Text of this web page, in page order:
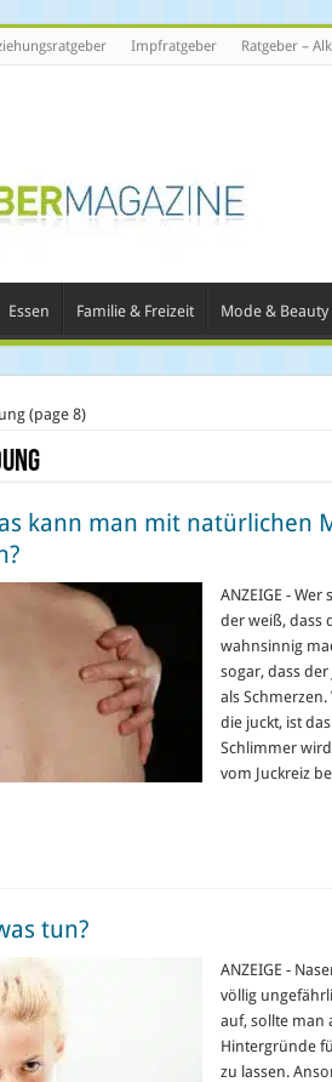
Impfratgeber Ratgeber –
Essen Familie & Freizeit Mode & Beauty
(page 8)
kann man mit natürlichen
ANZEIGE -
der weiß, dass
wahnsinnig
sogar, dass
als Schmerzen.
die juckt, ist
Schlimmer
vom Juckreiz
tun?
ANZEIGE -
völlig
auf, sollte man
Hintergründe
zu lassen.